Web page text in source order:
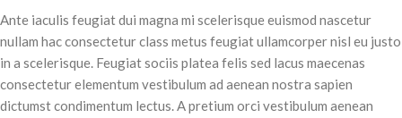
Ante iaculis feugiat dui magna mi scelerisque euismod nascetur
nullam hac consectetur class metus feugiat ullamcorper nisl eu justo
in a scelerisque. Feugiat sociis platea felis sed lacus maecenas
consectetur elementum vestibulum ad aenean nostra sapien
dictumst condimentum lectus. A pretium orci vestibulum aenean